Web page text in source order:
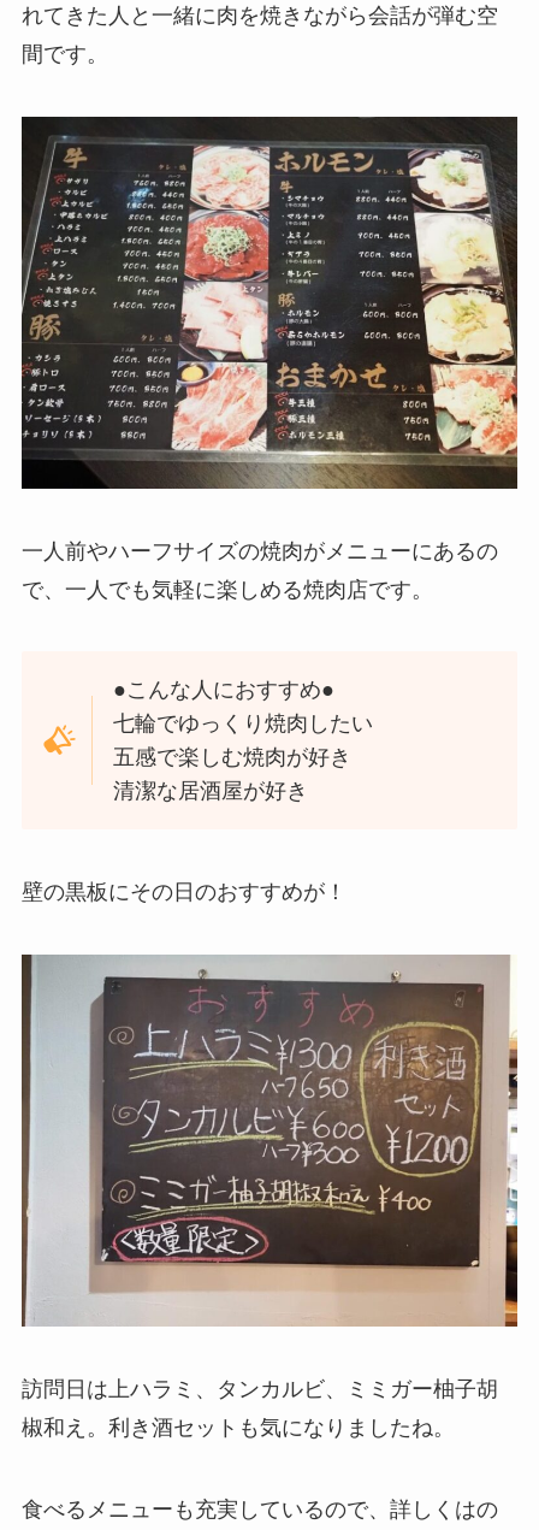
れてきた人と一緒に肉を焼きながら会話が弾む空
間です。
一人前やハーフサイズの焼肉がメニューにあるの
で、一人でも気軽に楽しめる焼肉店です。
●こんな人におすすめ●
七輪でゆっくり焼肉したい
五感で楽しむ焼肉が好き
清潔な居酒屋が好き
壁の黒板にその日のおすすめが！
訪問日は上ハラミ、タンカルビ、ミミガー柚子胡
椒和え。利き酒セットも気になりましたね。
食べるメニューも充実しているので、詳しくはの